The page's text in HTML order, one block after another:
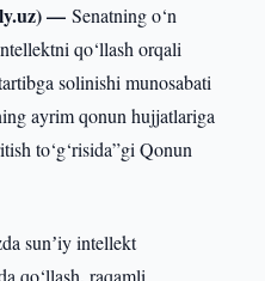
—Senatning o‘n
qo‘llash orqali
solinishi munosabati
ayrim qonun hujjatlariga
to‘g‘risida”gi Qonun
sunʼiy intellekt
qo‘llash, raqamli